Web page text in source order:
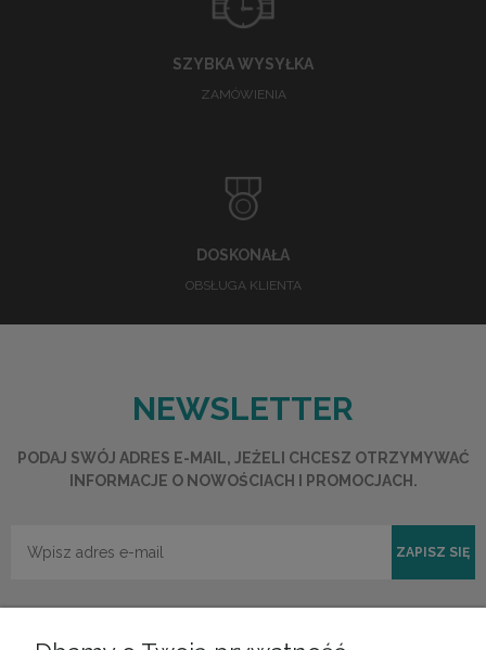
SZYBKA WYSYŁKA
ZAMÓWIENIA
DOSKONAŁA
OBSŁUGA KLIENTA
NEWSLETTER
PODAJ SWÓJ ADRES E-MAIL, JEŻELI CHCESZ OTRZYMYWAĆ
INFORMACJE O NOWOŚCIACH I PROMOCJACH.
ZAPISZ SIĘ